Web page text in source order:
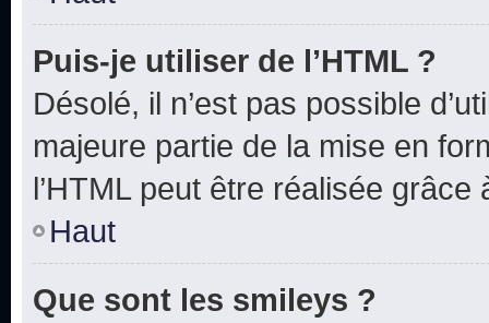
Puis-je utiliser de l’HTML ?
Désolé, il n’est pas possible
majeure partie de la mise en
l’HTML peut être réalisée grâce
Haut
Que sont les smileys ?